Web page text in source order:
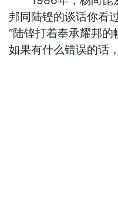
邦同陆铿的谈话你看
“陆铿打着奉承耀邦的
如果有什么错误的话